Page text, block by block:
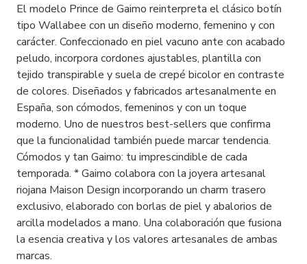
El modelo Prince de Gaimo reinterpreta el clásico botín
tipo Wallabee con un diseño moderno, femenino y con
carácter. Confeccionado en piel vacuno ante con acabado
peludo, incorpora cordones ajustables, plantilla con
tejido transpirable y suela de crepé bicolor en contraste
de colores. Diseñados y fabricados artesanalmente en
España, son cómodos, femeninos y con un toque
moderno. Uno de nuestros best-sellers que confirma
que la funcionalidad también puede marcar tendencia.
Cómodos y tan Gaimo: tu imprescindible de cada
temporada. * Gaimo colabora con la joyera artesanal
riojana Maison Design incorporando un charm trasero
exclusivo, elaborado con borlas de piel y abalorios de
arcilla modelados a mano. Una colaboración que fusiona
la esencia creativa y los valores artesanales de ambas
marcas.